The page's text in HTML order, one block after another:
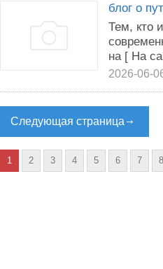
блог о
Тем, кто
на [ На
2026-06-
Следующая страница
1 2 3 4 5 6 7 8